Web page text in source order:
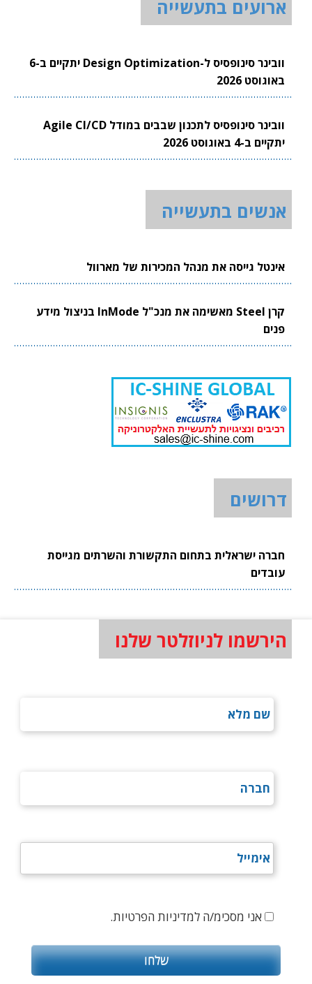
ארועים בתעשייה
וובינר סינופסיס ל-Design Optimization יתקיים ב-6
באוגוסט 2026
וובינר סינופסיס לתכנון שבבים במודל Agile CI/CD
יתקיים ב-4 באוגוסט 2026
אנשים בתעשייה
אינטל גייסה את מנהל המכירות של מארוול
קרן Steel מאשימה את מנכ"ל InMode בניצול מידע
פנים
דרושים
חברה ישראלית בתחום התקשורת והשרתים מגייסת
עובדים
הירשמו לניוזלטר שלנו
אני מסכימ/ה למדיניות הפרטיות.